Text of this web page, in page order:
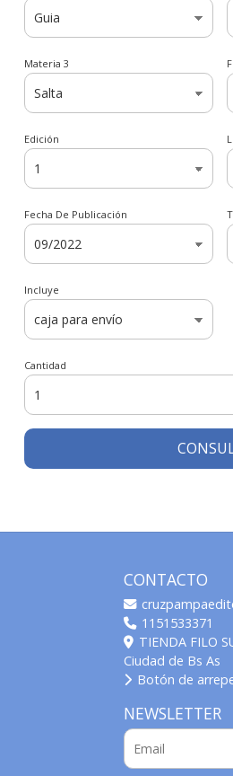
Materia 3
Edición
Fecha De Publicación
Incluye
Cantidad
CONTACTO
1151533371
TIENDA FILO
Ciudad de Bs As
Botón de
NEWSLETTER